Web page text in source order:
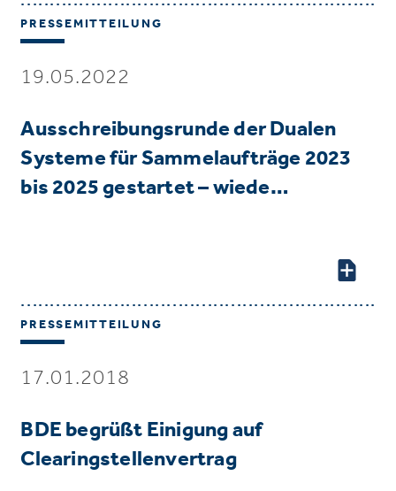
PRESSEMITTEILUNG
19.05.2022
Ausschreibungsrunde der Dualen
Systeme für Sammelaufträge 2023
bis 2025 gestartet – wiede…
PRESSEMITTEILUNG
17.01.2018
BDE begrüßt Einigung auf
Clearingstellenvertrag